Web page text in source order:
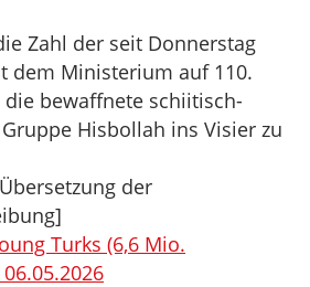
Zahl der seit Donnerstag
dem Ministerium auf 110.
die bewaffnete schiitisch-
Hisbollah ins Visier zu
der
Turks (6,6 Mio.